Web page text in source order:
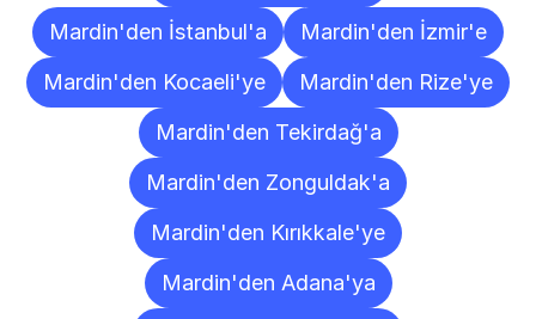
Mardin'den İstanbul'a
Mardin'den İzmir'e
Mardin'den Kocaeli'ye
Mardin'den Rize'ye
Mardin'den Tekirdağ'a
Mardin'den Zonguldak'a
Mardin'den Kırıkkale'ye
Mardin'den Adana'ya